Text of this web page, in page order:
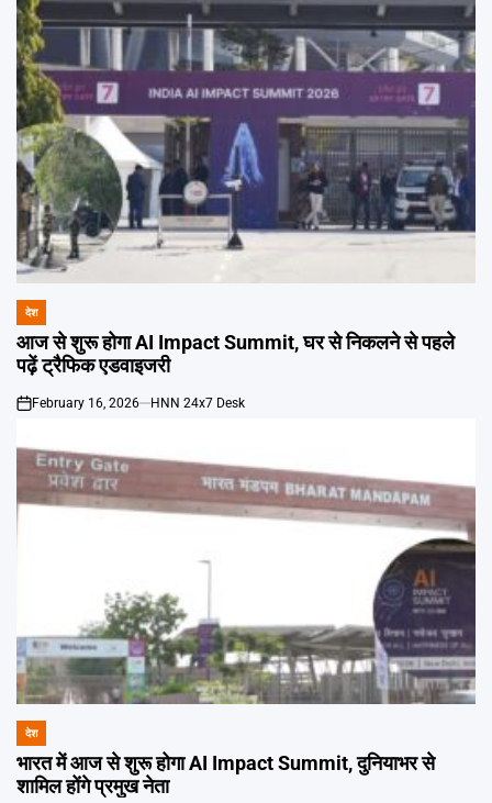
POSTED
IN
देश
आज से शुरू होगा AI Impact Summit, घर से निकलने से पहले
पढ़ें ट्रैफिक एडवाइजरी
on
February 16, 2026 HNN 24x7 Desk
POSTED
IN
देश
भारत में आज से शुरू होगा AI Impact Summit, दुनियाभर से
शामिल होंगे प्रमुख नेता